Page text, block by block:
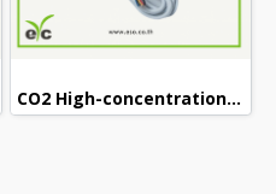
CO2 High-concentration Sensor transmitter GS45-N (0..30%vol)